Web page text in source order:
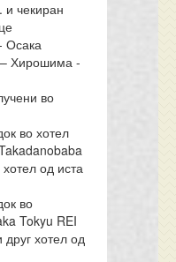
и чекиран
Осака
– Хирошима -
во
во хотел
од иста
во
Tokyu REI
хотел од